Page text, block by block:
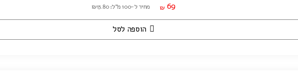
₪ 69 מחיר ל-100 מ"ל: ₪13.80
הוספה לסל